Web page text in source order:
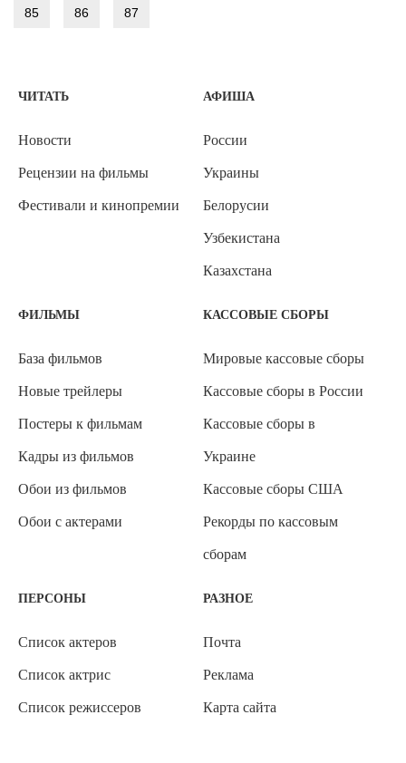
85 86 87
ЧИТАТЬ
Новости
Рецензии на фильмы
Фестивали и кинопремии
АФИША
России
Украины
Белорусии
Узбекистана
Казахстана
ФИЛЬМЫ
База фильмов
Новые трейлеры
Постеры к фильмам
Кадры из фильмов
Обои из фильмов
Обои с актерами
КАССОВЫЕ СБОРЫ
Мировые кассовые сборы
Кассовые сборы в России
Кассовые сборы в
Украине
Кассовые сборы США
Рекорды по кассовым
сборам
ПЕРСОНЫ
Список актеров
Список актрис
Список режиссеров
РАЗНОЕ
Почта
Реклама
Карта сайта